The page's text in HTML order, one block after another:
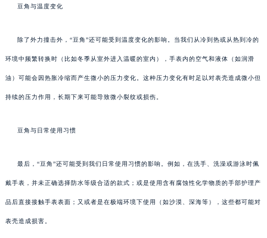
豆角与温度变化
除了外力撞击外，“豆角”还可能受到温度变化的影响。当我们从冷到热或从热到冷的
环境中频繁转换时（比如冬季从室外进入温暖的室内），手表内的空气和液体（如润滑
油）可能会因热胀冷缩而产生微小的压力变化。这种压力变化有时足以对表壳造成微小但
持续的压力作用，长期下来可能导致微小裂纹或损伤。
豆角与日常使用习惯
最后，“豆角”还可能受到我们日常使用习惯的影响。例如，在洗手、洗澡或游泳时佩
戴手表，并未正确选择防水等级合适的款式；或是使用含有腐蚀性化学物质的手部护理产
品后直接接触手表表面；又或者是在极端环境下使用（如沙漠、深海等），这些都可能对
表壳造成损害。